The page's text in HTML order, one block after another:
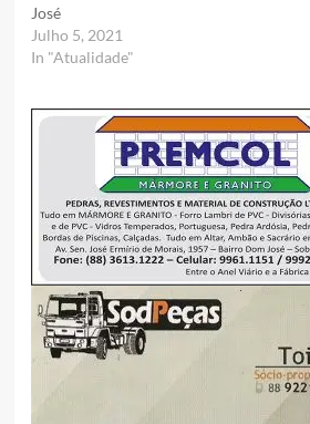
José
Julho 5, 2021
In "Atualidade"